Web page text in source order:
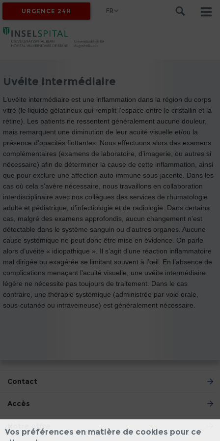
URGENCE 24H FR
Uvéite intermédiaire
L’uvéite intermédiaire est une inflammation dans la région du corps
vitré (le liquide gélatineux qui remplit l’espace entre le cristallin et la
rétine). Les patients ne ressentent généralement aucune douleur,
mais remarquent une diminution de leur acuité visuelle et/ou la
présence d’opacités flottantes. Nous effectuons alors des examens
complémentaires (examens de laboratoire, d’imagerie, ou autres si
nécessaire) afin de déterminer la cause de cette inflammation, ainsi
que pour exclure une affection auto-immune sous-jacente. Dans les
cas où cela s’avère nécessaire, nous travaillons en collaboration
interdisciplinaire avec nos collègues des services de rhumatologie
adulte et pédiatrique, d’infectiologie et de radiologie. Dans certains
cas, malgré des examens approfondis, aucun changement n’est
détectable dans le système sanguin ou d’autres organes. Aucune
cause systémique ne peut donc être mise en évidence. On parle
alors d’uvéite « idiopathique ». Il s’agit d’une réaction inflammatoire
mal dirigée ou exagérée se limitant souvent à l’œil. En l’absence de
complications menaçant l’acuité visuelle, une uvéite intermédiaire
légère ne nécessite pas toujours de traitement. Dans le cas
contraire, une thérapie systémique (administrée par voie orale,
sous-cutanée ou intraveineuse) est généralement nécessaire.
Contact
Accès
Notre offre
Vos préférences en matière de cookies pour ce